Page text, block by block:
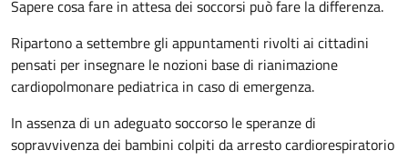
Sapere cosa fare in attesa dei soccorsi può fare la differenza.
Ripartono a settembre gli appuntamenti rivolti ai cittadini
pensati per insegnare le nozioni base di rianimazione
cardiopolmonare pediatrica in caso di emergenza.
In assenza di un adeguato soccorso le speranze di
sopravvivenza dei bambini colpiti da arresto cardiorespiratorio